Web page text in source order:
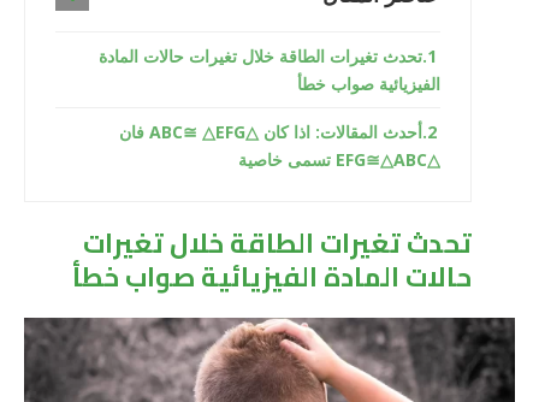
تحدث تغيرات الطاقة خلال تغيرات حالات المادة
الفيزيائية صواب خطأ
أحدث المقالات: اذا كان △ABC≅ △EFG فان
△EFG≅△ABC تسمى خاصية
تحدث تغيرات الطاقة خلال تغيرات
حالات المادة الفيزيائية صواب خطأ